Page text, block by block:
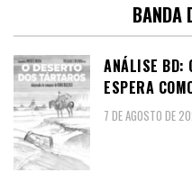
BANDA
ANÁLISE BD:
ESPERA
7 DE AGOSTO DE